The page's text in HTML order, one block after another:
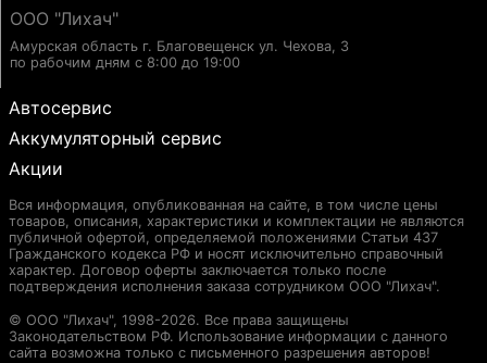
ООО "Лихач"
Амурская область г. Благовещенск ул. Чехова, 3
по рабочим дням с 8:00 до 19:00
Автосервис
Аккумуляторный сервис
Акции
Вся информация, опубликованная на сайте, в том числе цены
товаров, описания, характеристики и комплектации не являются
публичной офертой, определяемой положениями Статьи 437
Гражданского кодекса РФ и носят исключительно справочный
характер. Договор оферты заключается только после
подтверждения исполнения заказа сотрудником ООО "Лихач".
© ООО "Лихач", 1998-2026. Все права защищены
Законодательством РФ. Использование информации с данного
сайта возможна только с письменного разрешения авторов!